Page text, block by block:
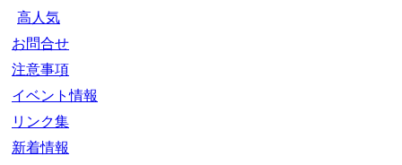
高人気
お問合せ
注意事項
イベント情報
リンク集
新着情報